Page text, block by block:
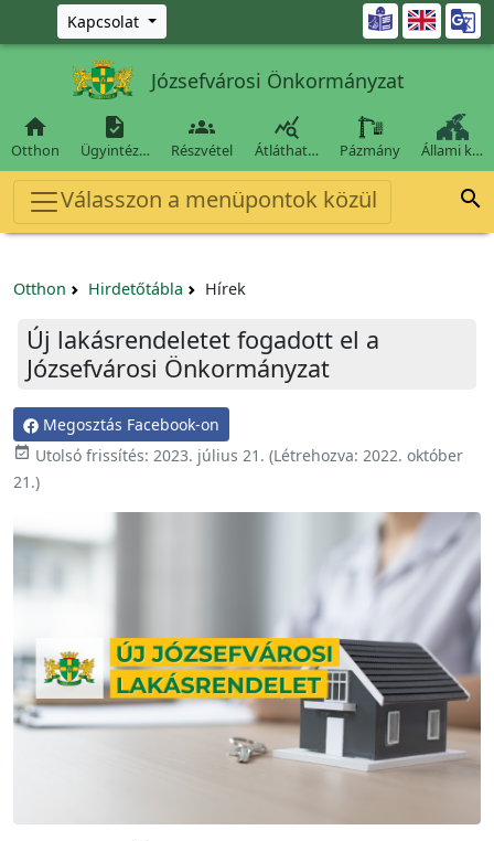
Ugrás a fő tartalomra
Kapcsolat 
Józsefvárosi Önkormányzat

Otthon

Ügyintéz…

Részvétel

Átláthat… Pázmány Állami k…
Válasszon a menüpontok közül 
Otthon Hirdetőtábla Hírek
Új lakásrendeletet fogadott el a
Józsefvárosi Önkormányzat
Megosztás Facebook-on
 Utolsó frissítés: 2023. július 21. (Létrehozva: 2022. október
21.)